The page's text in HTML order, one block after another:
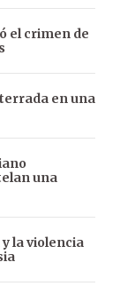
el crimen de
en una
una
la violencia